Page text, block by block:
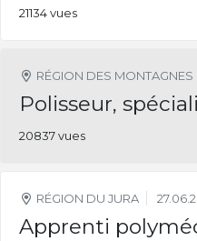
21134 vues
RÉGION DES MONTAGNES
Polisseur,
20837 vues
RÉGION DU JURA
Apprenti